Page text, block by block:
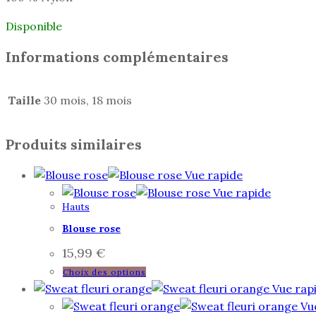
Disponible
Informations complémentaires
Taille 30 mois, 18 mois
Produits similaires
Vue rapide
Vue rapide
Hauts
Blouse rose
15,99 €
Choix des options
Vue